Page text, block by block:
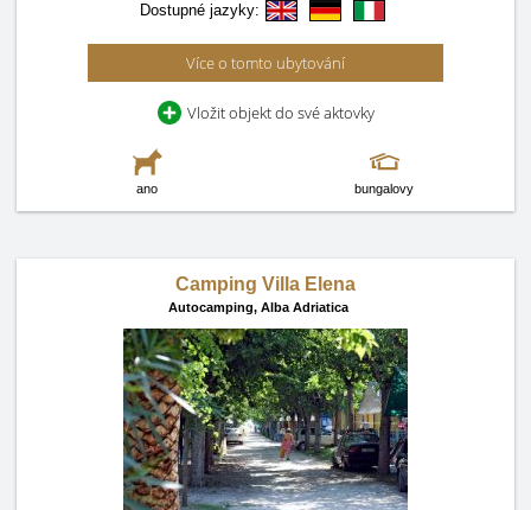
Dostupné jazyky:
Více o tomto ubytování
Vložit objekt do své aktovky
ano bungalovy
Camping Villa Elena
Autocamping, Alba Adriatica